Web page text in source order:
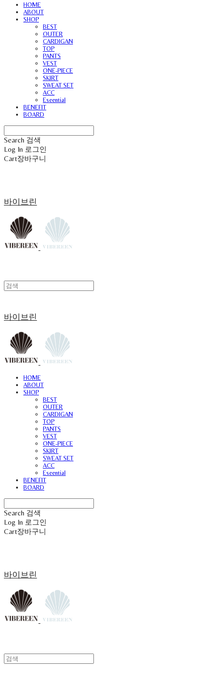
HOME
ABOUT
SHOP
BEST
OUTER
CARDIGAN
TOP
PANTS
VEST
ONE-PIECE
SKIRT
SWEAT SET
ACC
Eseential
BENEFIT
BOARD
Search 검색
Log In 로그인
Cart장바구니
바이브린
바이브린
HOME
ABOUT
SHOP
BEST
OUTER
CARDIGAN
TOP
PANTS
VEST
ONE-PIECE
SKIRT
SWEAT SET
ACC
Eseential
BENEFIT
BOARD
Search 검색
Log In 로그인
Cart장바구니
바이브린